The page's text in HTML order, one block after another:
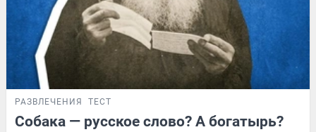
РАЗВЛЕЧЕНИЯ ТЕСТ
Собака — русское слово? А богатырь?